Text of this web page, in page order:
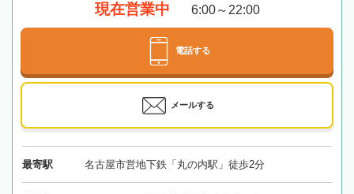
現在営業中 6:00～22:00
電話する
メールする
最寄駅 名古屋市営地下鉄「丸の内駅」徒歩2分